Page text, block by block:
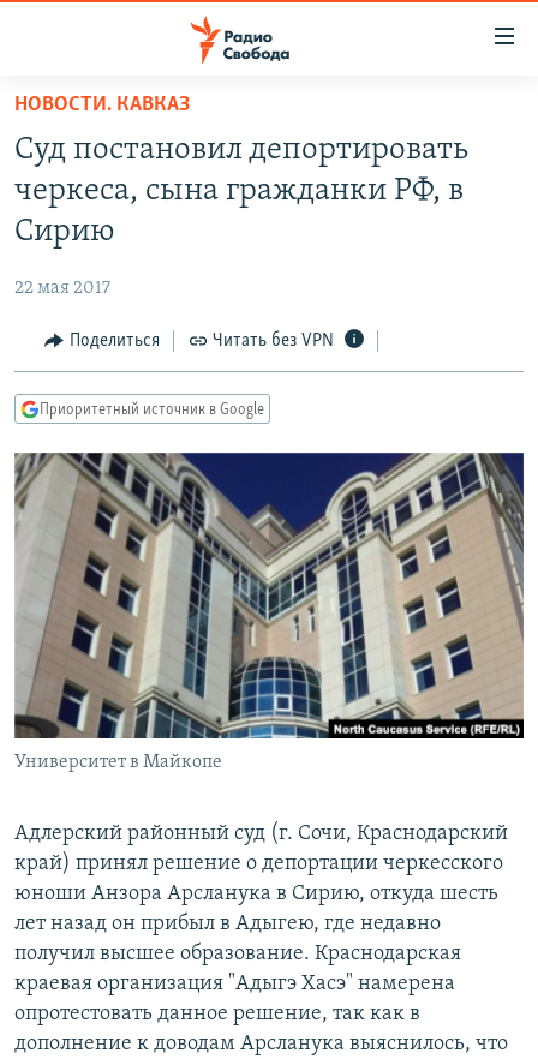
упрощенного
доступа
основному
Вернутся
Вернутся
поиску
ПОДКАСТЫ
АВТОРСКИЕ ПРОЕКТЫ
МНЕНИЯ
КУЛЬТУРА
КАВКАЗ.РЕАЛИИ
СЕВЕР.РЕАЛИИ
СИБИРЬ.РЕАЛИИ
РАСПИСАНИЕ ВЕЩАНИЯ
ПОДПИШИТЕСЬ НА РАССЫЛКУ
СОЦИАЛЬНЫЕ СЕТИ
Все сайты РСЕ/РС
НОВОСТИ. КАВКАЗ
Суд постановил депортировать
черкеса, сына гражданки РФ, в
Сирию
22 мая 2017
Поделиться Читать без VPN
Приоритетный источник в Google
Университет в Майкопе
Адлерский районный суд (г. Сочи, Краснодарский
край) принял решение о депортации черкесского
юноши Анзора Арсланука в Сирию, откуда шесть
лет назад он прибыл в Адыгею, где недавно
получил высшее образование. Краснодарская
краевая организация "Адыгэ Хасэ" намерена
опротестовать данное решение, так как в
дополнение к доводам Арсланука выяснилось, что